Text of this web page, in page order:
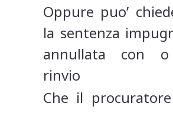
Oppure puo’
la sentenza
annullata con o
rinvio
Che il